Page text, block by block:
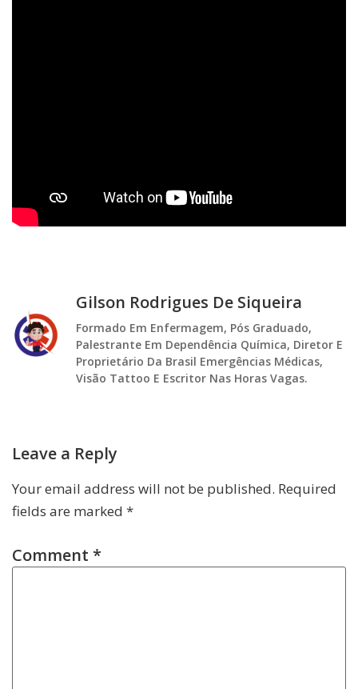
Gilson Rodrigues De Siqueira
Formado Em Enfermagem, Pós Graduado,
Palestrante Em Dependência Química, Diretor E
Proprietário Da Brasil Emergências Médicas,
Visão Tattoo E Escritor Nas Horas Vagas.
Leave a Reply
Your email address will not be published. Required
fields are marked *
Comment *